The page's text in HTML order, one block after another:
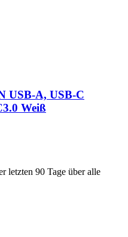
USB-A, USB-C
Weiß
letzten 90 Tage über alle